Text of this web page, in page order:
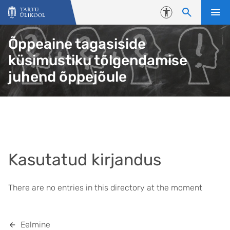
Liigu edasi põhisisu juurde
Juurdepääsetavus
Õppeaine tagasiside
küsimustiku tõlgendamise
juhend õppejõule
Kasutatud kirjandus
There are no entries in this directory at the moment
Eelmine